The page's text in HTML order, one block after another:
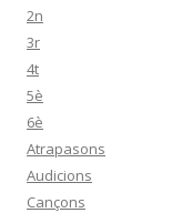
2n
3r
4t
5è
6è
Atrapasons
Audicions
Cançons